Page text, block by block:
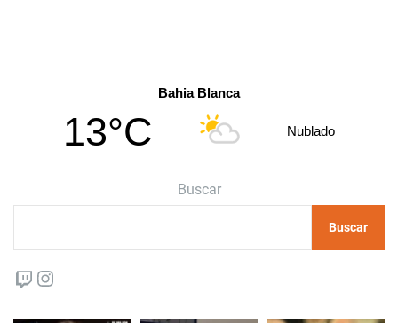
Bahia Blanca
13°C Nublado
Buscar
Buscar
Twitch